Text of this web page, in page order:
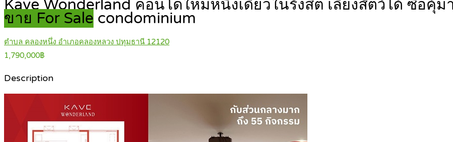
Kave Wonderland คอนโดใหม่หนึ่งเดียวในรังสิต เลี้ยงสัตว์ได้ ซื้อคุ้
ขาย For Sale condominium
ตำบล คลองหนึ่ง อำเภอคลองหลวง ปทุมธานี 12120
1,790,000฿
Description